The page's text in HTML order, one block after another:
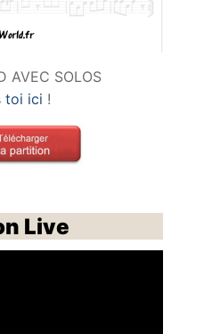
AVEC SOLOS
toi ici !
Live